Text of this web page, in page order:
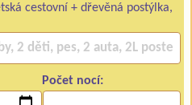
cestovní + dřevěná postýlka,
Počet nocí: